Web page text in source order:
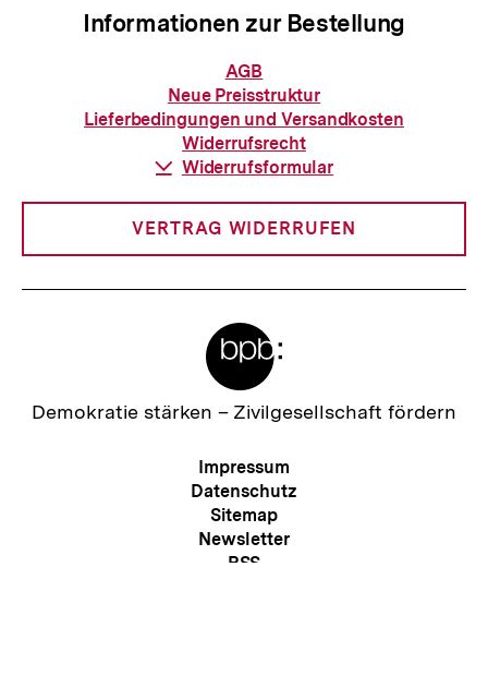
Informationen zur Bestellung
Informationen
zur
Bestellung
AGB
Neue Preisstruktur
Lieferbedingungen und Versandkosten
Widerrufsrecht
Download-
Widerrufsformular
VERTRAG WIDERRUFEN
Zur
Demokratie stärken – Zivilgesellschaft fördern
Meta-
Navigation
Impressum
Datenschutz
Sitemap
Newsletter
RSS